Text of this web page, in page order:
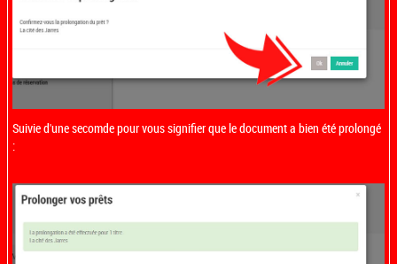
Suivie d'une secomde pour vous signifier que le document a bien été prolongé
: